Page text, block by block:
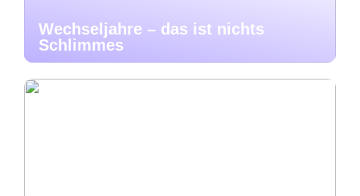
Wechseljahre – das ist nichts
Schlimmes